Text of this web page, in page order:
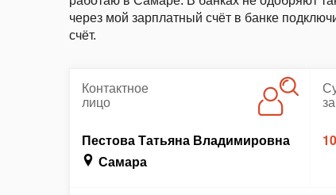
через мой зарплатный счёт в банке
счёт.
Контактное
лицо
Пестова Татьяна Владимировна
Самара